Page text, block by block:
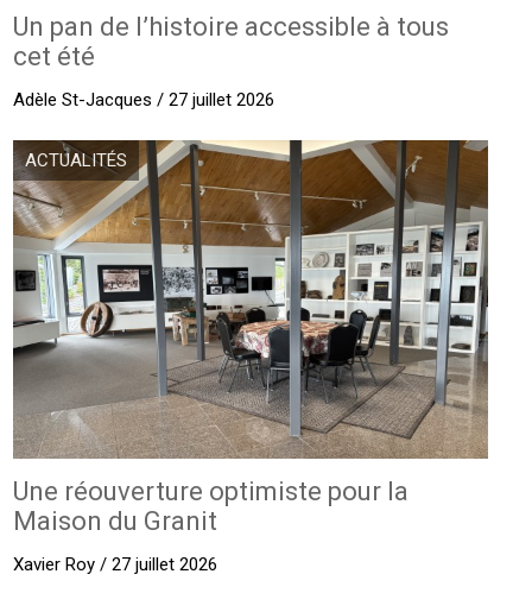
Un pan de l’histoire accessible à tous
cet été
Adèle St-Jacques / 27 juillet 2026
ACTUALITÉS
Une réouverture optimiste pour la
Maison du Granit
Xavier Roy / 27 juillet 2026